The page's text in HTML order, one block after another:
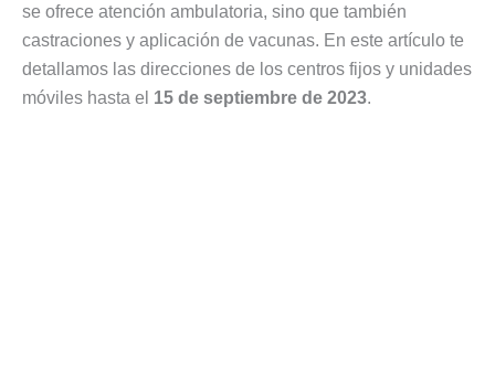
se ofrece atención ambulatoria, sino que también
castraciones y aplicación de vacunas. En este artículo te
detallamos las direcciones de los centros fijos y unidades
móviles hasta el 15 de septiembre de 2023.